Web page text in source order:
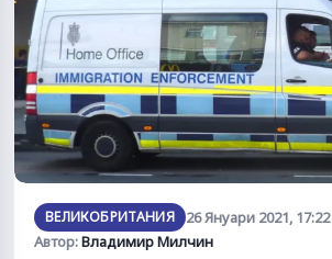
ВЕЛИКОБРИТАНИЯ
26 Януари 2021, 17:22
Автор:Владимир Милчин